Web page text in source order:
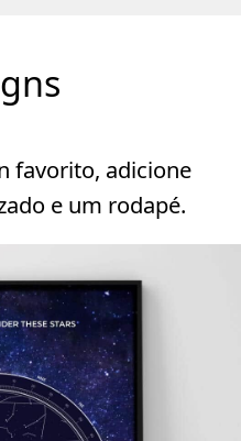
favorito, adicione
e um rodapé.